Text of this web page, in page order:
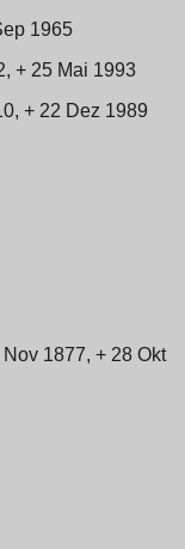
1965
+ 25 Mai 1993
+ 22 Dez 1989
Nov 1877, + 28 Okt